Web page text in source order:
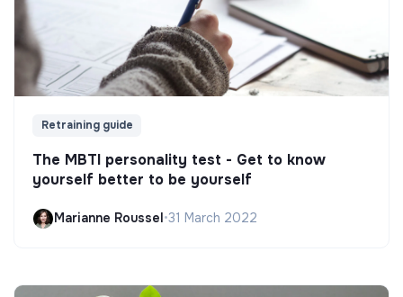
Retraining guide
The MBTI personality test - Get to know
yourself better to be yourself
Marianne Roussel•31 March 2022